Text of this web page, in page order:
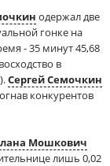
одержал две
гонке на
- 35 минут 45,68
в
Сергей Семочкин
конкурентов
Мошкович
лишь 0,02